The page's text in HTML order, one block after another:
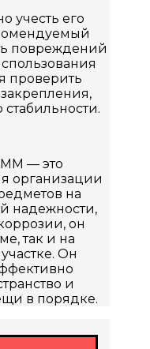
учесть его
повреждений
проверить
— это
организации
на
надежности,
он
так и на
Он
и
в порядке.